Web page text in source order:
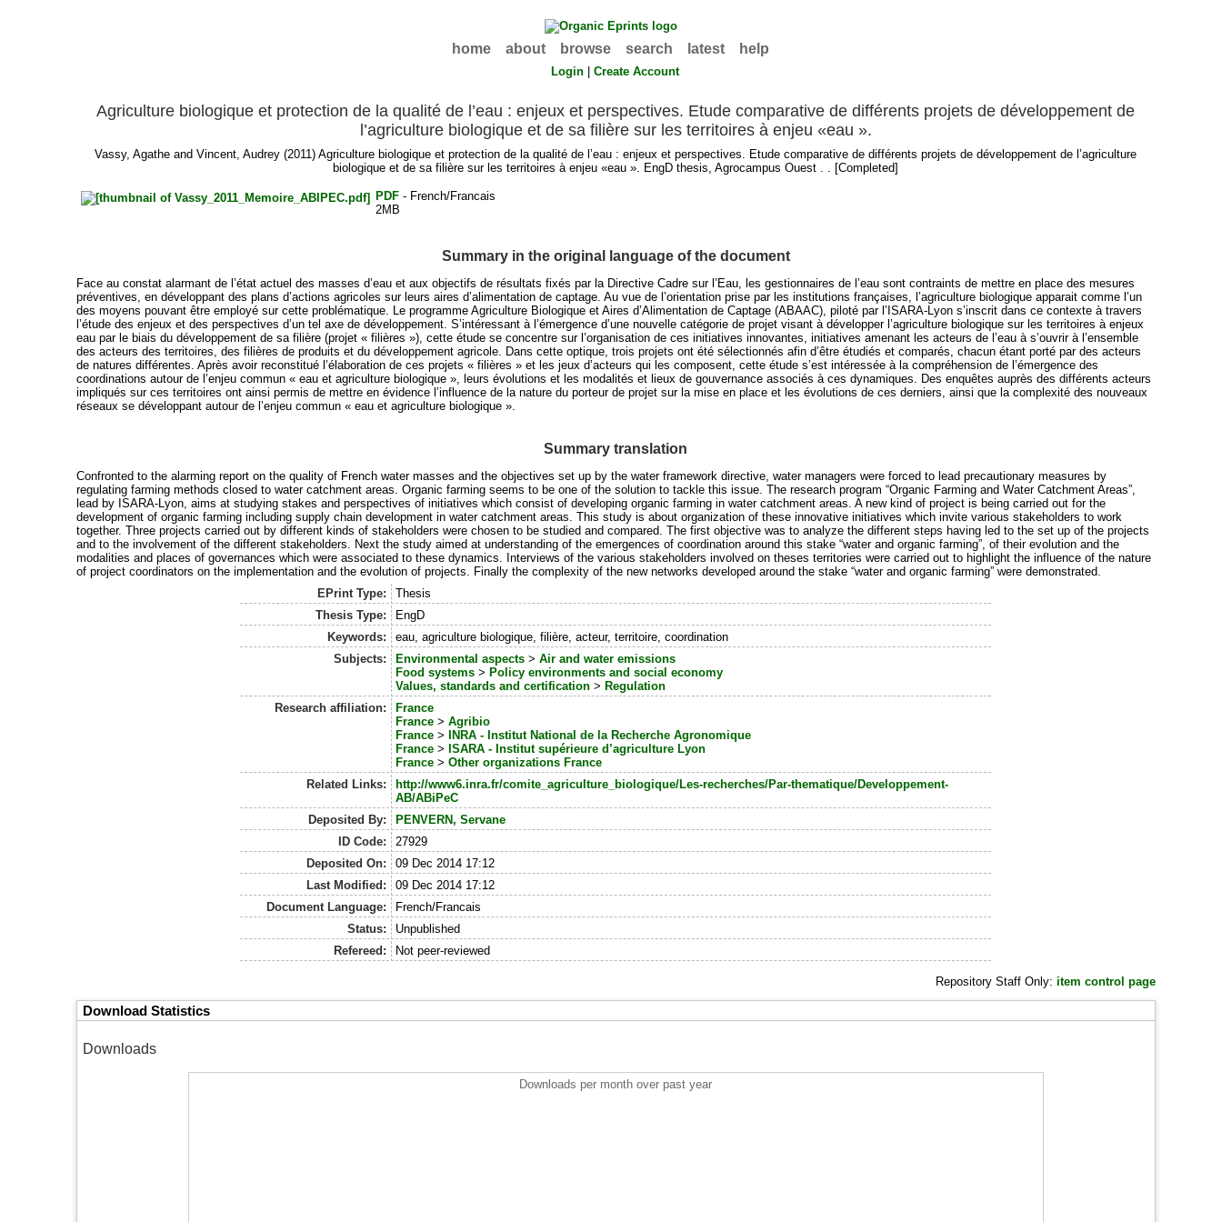
home about browse search latest help
Login |Create Account
Agriculture biologique et protection de la qualité de l’eau : enjeux et perspectives. Etude comparative de différents projets de développement de
l’agriculture biologique et de sa filière sur les territoires à enjeu «eau ».
Vassy, Agathe andVincent, Audrey (2011) Agriculture biologique et protection de la qualité de l’eau : enjeux et perspectives. Etude comparative de différents projets de développement de l’agriculture
biologique et de sa filière sur les territoires à enjeu «eau ». EngD thesis, Agrocampus Ouest . . [Completed]
PDF- French/Francais
2MB
Summary in the original language of the document
Face au constat alarmant de l’état actuel des masses d’eau et aux objectifs de résultats fixés par la Directive Cadre sur l’Eau, les gestionnaires de l’eau sont contraints de mettre en place des mesures
préventives, en développant des plans d’actions agricoles sur leurs aires d’alimentation de captage. Au vue de l’orientation prise par les institutions françaises, l’agriculture biologique apparait comme l’un
des moyens pouvant être employé sur cette problématique. Le programme Agriculture Biologique et Aires d’Alimentation de Captage (ABAAC), piloté par l’ISARA-Lyon s’inscrit dans ce contexte à travers
l’étude des enjeux et des perspectives d’un tel axe de développement. S’intéressant à l’émergence d’une nouvelle catégorie de projet visant à développer l’agriculture biologique sur les territoires à enjeux
eau par le biais du développement de sa filière (projet « filières »), cette étude se concentre sur l’organisation de ces initiatives innovantes, initiatives amenant les acteurs de l’eau à s’ouvrir à l’ensemble
des acteurs des territoires, des filières de produits et du développement agricole. Dans cette optique, trois projets ont été sélectionnés afin d’être étudiés et comparés, chacun étant porté par des acteurs
de natures différentes. Après avoir reconstitué l’élaboration de ces projets « filières » et les jeux d’acteurs qui les composent, cette étude s’est intéressée à la compréhension de l’émergence des
coordinations autour de l’enjeu commun « eau et agriculture biologique », leurs évolutions et les modalités et lieux de gouvernance associés à ces dynamiques. Des enquêtes auprès des différents acteurs
impliqués sur ces territoires ont ainsi permis de mettre en évidence l’influence de la nature du porteur de projet sur la mise en place et les évolutions de ces derniers, ainsi que la complexité des nouveaux
réseaux se développant autour de l’enjeu commun « eau et agriculture biologique ».
Summary translation
Confronted to the alarming report on the quality of French water masses and the objectives set up by the water framework directive, water managers were forced to lead precautionary measures by
regulating farming methods closed to water catchment areas. Organic farming seems to be one of the solution to tackle this issue. The research program “Organic Farming and Water Catchment Areas”,
lead by ISARA-Lyon, aims at studying stakes and perspectives of initiatives which consist of developing organic farming in water catchment areas. A new kind of project is being carried out for the
development of organic farming including supply chain development in water catchment areas. This study is about organization of these innovative initiatives which invite various stakeholders to work
together. Three projects carried out by different kinds of stakeholders were chosen to be studied and compared. The first objective was to analyze the different steps having led to the set up of the projects
and to the involvement of the different stakeholders. Next the study aimed at understanding of the emergences of coordination around this stake “water and organic farming”, of their evolution and the
modalities and places of governances which were associated to these dynamics. Interviews of the various stakeholders involved on theses territories were carried out to highlight the influence of the nature
of project coordinators on the implementation and the evolution of projects. Finally the complexity of the new networks developed around the stake “water and organic farming” were demonstrated.
EPrint Type:
Thesis
Thesis Type:
EngD
Keywords:
eau, agriculture biologique, filière, acteur, territoire, coordination
Subjects:
Environmental aspects> Air and water emissions
Food systems> Policy environments and social economy
Values, standards and certification> Regulation
Research affiliation:
France
France> Agribio
France> INRA - Institut National de la Recherche Agronomique
France> ISARA - Institut supérieure d’agriculture Lyon
France> Other organizations France
Related Links:
http://www6.inra.fr/comite_agriculture_biologique/Les-recherches/Par-thematique/Developpement-
AB/ABiPeC
Deposited By:
PENVERN, Servane
ID Code:
27929
Deposited On:
09 Dec 2014 17:12
Last Modified:
09 Dec 2014 17:12
Document Language:
French/Francais
Status:
Unpublished
Refereed:
Not peer-reviewed
Repository Staff Only: item control page
Download Statistics
Downloads
Downloads per month over past year